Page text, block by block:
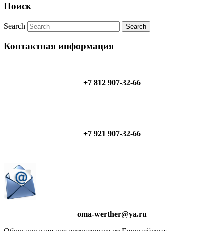
Поиск
Search
Контактная информация
+7 812 907-32-66
+7 921 907-32-66
oma-werther@ya.ru